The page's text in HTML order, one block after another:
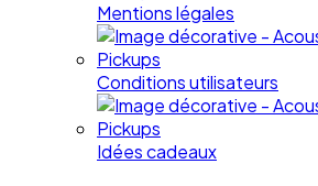
Mentions légales
Conditions utilisateurs
Idées cadeaux